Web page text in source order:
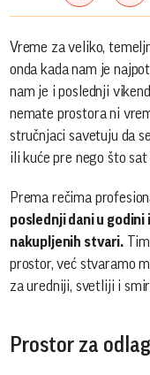
Vreme za veliko,
onda kada nam je
nam je i poslednji
nemate prostora ni
stručnjaci savetuju da
ili kuće pre nego što sat
Prema rečima
poslednji dani u
nakupljenih stvari.
prostor, već stvaramo
za uredniji, svetliji i
Prostor za